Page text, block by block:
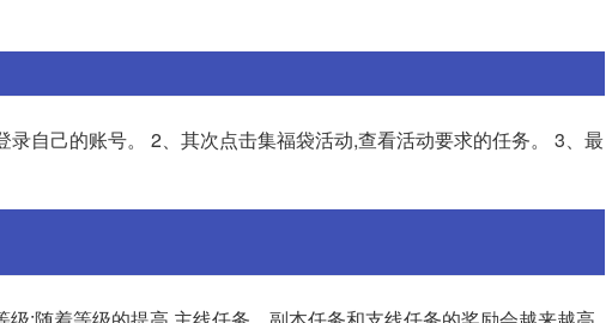
自己的账号。 2、其次点击集福袋活动,查看活动要求的任务。 3、最